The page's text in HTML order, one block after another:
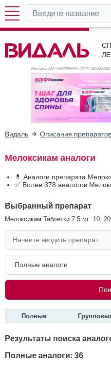
Реклама. АО «НИЖФАРМ», ИНН 5260900010
Видаль Описания препаратов
Мелоксикам аналоги
💊 Аналоги препарата
✅ Более 378 аналогов
Выбранный препарат
Мелоксикам Таблетки 7.5 мг: 10,
Полные
Результаты поиска
Полные аналоги: 36